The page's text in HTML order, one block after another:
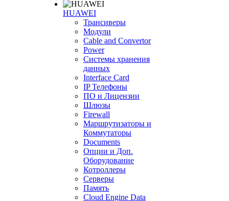
HUAWEI
Трансиверы
Модули
Cable and Convertor
Power
Системы хранения
данных
Interface Card
IP Телефоны
ПО и Лицензии
Шлюзы
Firewall
Маршрутизаторы и
Коммутаторы
Documents
Опции и Доп.
Оборудование
Котроллеры
Серверы
Память
Cloud Engine Data